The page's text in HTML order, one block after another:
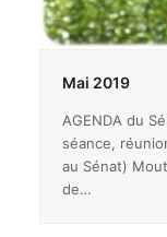
Mai 2019
AGENDA du
séance,
au Sénat)
de…